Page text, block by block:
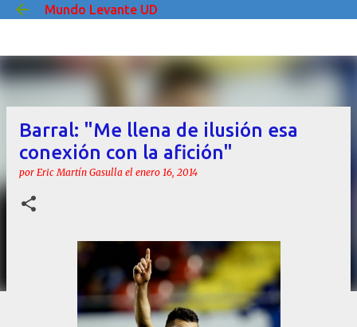
Ir al contenido principal
Mundo Levante UD
Barral: "Me llena de ilusión esa
conexión con la afición"
por Eric Martín Gasulla el enero 16, 2014